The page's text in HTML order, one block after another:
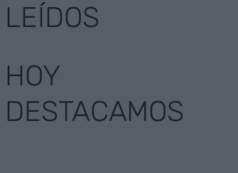
LEÍDOS
HOY
DESTACAMOS